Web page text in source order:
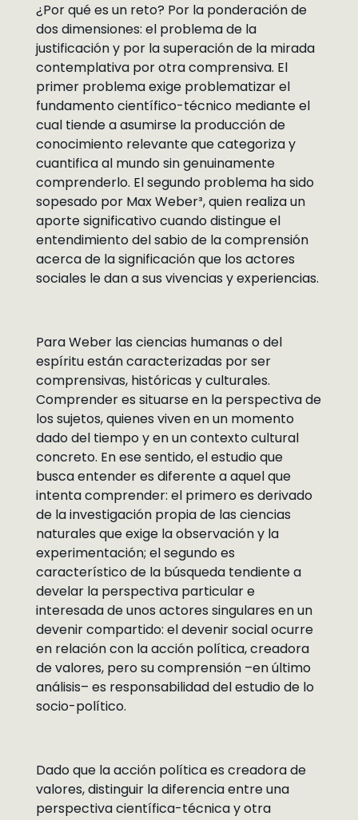
¿Por qué es un reto? Por la ponderación de
dos dimensiones: el problema de la
justificación y por la superación de la mirada
contemplativa por otra comprensiva. El
primer problema exige problematizar el
fundamento científico-técnico mediante el
cual tiende a asumirse la producción de
conocimiento relevante que categoriza y
cuantifica al mundo sin genuinamente
comprenderlo. El segundo problema ha sido
sopesado por Max Weber³, quien realiza un
aporte significativo cuando distingue el
entendimiento del sabio de la comprensión
acerca de la significación que los actores
sociales le dan a sus vivencias y experiencias.
Para Weber las ciencias humanas o del
espíritu están caracterizadas por ser
comprensivas, históricas y culturales.
Comprender es situarse en la perspectiva de
los sujetos, quienes viven en un momento
dado del tiempo y en un contexto cultural
concreto. En ese sentido, el estudio que
busca entender es diferente a aquel que
intenta comprender: el primero es derivado
de la investigación propia de las ciencias
naturales que exige la observación y la
experimentación; el segundo es
característico de la búsqueda tendiente a
develar la perspectiva particular e
interesada de unos actores singulares en un
devenir compartido: el devenir social ocurre
en relación con la acción política, creadora
de valores, pero su comprensión –en último
análisis– es responsabilidad del estudio de lo
socio-político.
Dado que la acción política es creadora de
valores, distinguir la diferencia entre una
perspectiva científica-técnica y otra